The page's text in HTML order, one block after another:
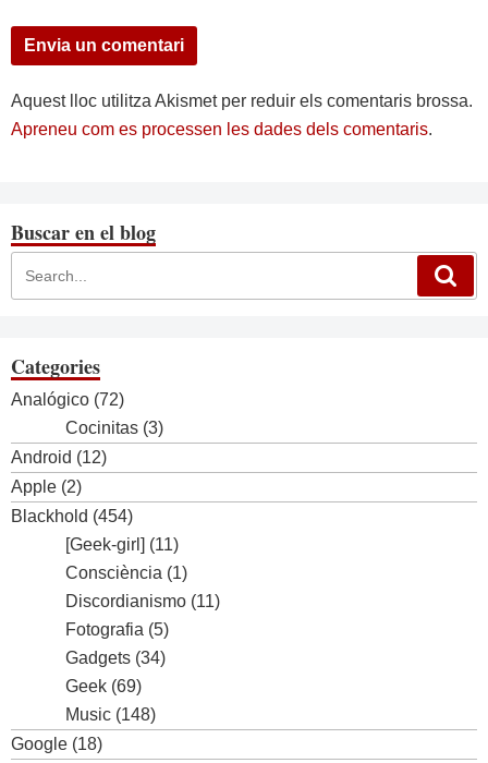
Aquest lloc utilitza Akismet per reduir els comentaris brossa.
Apreneu com es processen les dades dels comentaris.
Buscar en el blog
Categories
Analógico (72)
Cocinitas (3)
Android (12)
Apple (2)
Blackhold (454)
[Geek-girl] (11)
Consciència (1)
Discordianismo (11)
Fotografia (5)
Gadgets (34)
Geek (69)
Music (148)
Google (18)